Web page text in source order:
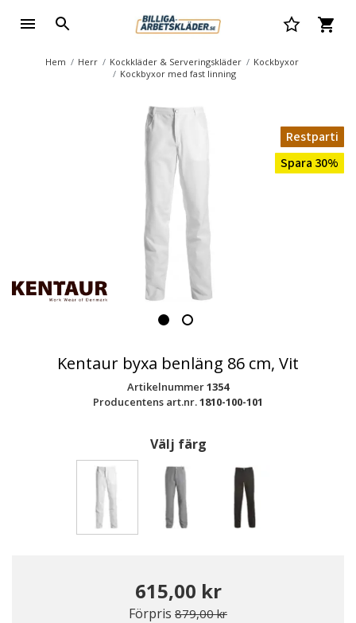
Hem Herr Kockkläder & Serveringskläder
Kockbyxor
Kockbyxor med fast linning
Restparti
Spara 30%
Kentaur byxa benläng 86 cm, Vit
Artikelnummer1354
Producentens art.nr.1810-100-101
Välj färg
615,00 kr
Förpris Pris nedsatt från
879,00 krtill